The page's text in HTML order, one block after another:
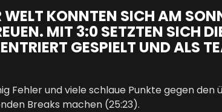
WELT KONNTEN SICH AM
MIT 3:0 SETZTEN SICH
GESPIELT UND ALS
Fehler und viele schlaue Punkte gegen den
Breaks machen (25:23).